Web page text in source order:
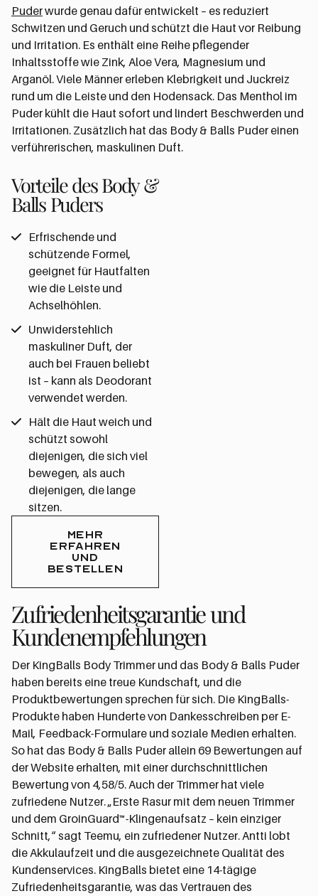
Puderwurde genau dafür entwickelt – es reduziert
Schwitzen und Geruch und schützt die Haut vor Reibung
und Irritation. Es enthält eine Reihe pflegender
Inhaltsstoffe wie Zink, Aloe Vera, Magnesium und
Arganöl. Viele Männer erleben Klebrigkeit und Juckreiz
rund um die Leiste und den Hodensack. Das Menthol im
Puder kühlt die Haut sofort und lindert Beschwerden und
Irritationen. Zusätzlich hat das Body & Balls Puder einen
verführerischen, maskulinen Duft.
Vorteile des Body &
Balls Puders
Erfrischende und
schützende Formel,
geeignet für Hautfalten
wie die Leiste und
Achselhöhlen.
Unwiderstehlich
maskuliner Duft, der
auch bei Frauen beliebt
ist – kann als Deodorant
verwendet werden.
Hält die Haut weich und
schützt sowohl
diejenigen, die sich viel
bewegen, als auch
diejenigen, die lange
sitzen.
MEHR
ERFAHREN
UND
BESTELLEN
Zufriedenheitsgarantie und
Kundenempfehlungen
Der KingBalls Body Trimmer und das Body & Balls Puder
haben bereits eine treue Kundschaft, und die
Produktbewertungen sprechen für sich. Die KingBalls-
Produkte haben Hunderte von Dankesschreiben per E-
Mail, Feedback-Formulare und soziale Medien erhalten.
So hat das Body & Balls Puder allein 69 Bewertungen auf
der Website erhalten, mit einer durchschnittlichen
Bewertung von 4,58/5. Auch der Trimmer hat viele
zufriedene Nutzer. „Erste Rasur mit dem neuen Trimmer
und dem GroinGuard™-Klingenaufsatz – kein einziger
Schnitt,“ sagt Teemu, ein zufriedener Nutzer. Antti lobt
die Akkulaufzeit und die ausgezeichnete Qualität des
Kundenservices. KingBalls bietet eine 14-tägige
Zufriedenheitsgarantie, was das Vertrauen des